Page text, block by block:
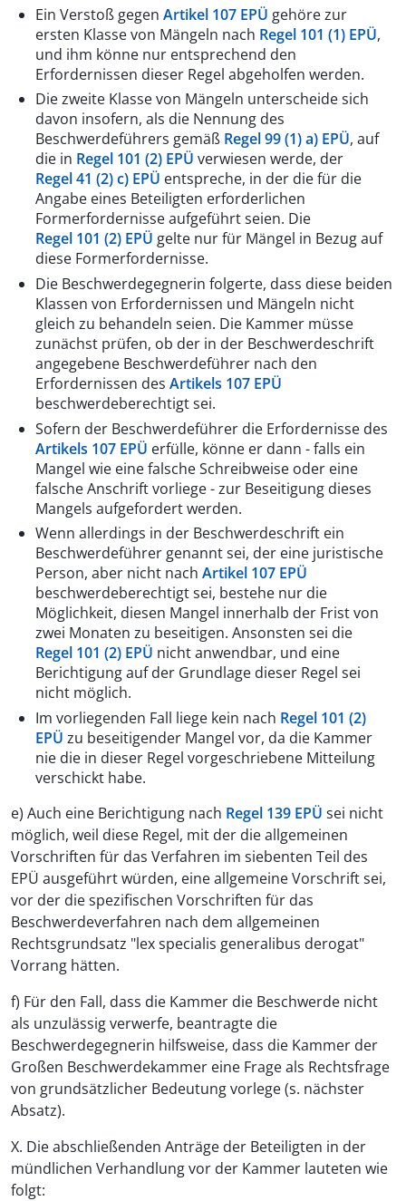
Ein Verstoß gegenArtikel 107 EPÜ gehöre zur
ersten Klasse von Mängeln nach Regel 101 (1) EPÜ,
und ihm könne nur entsprechend den
Erfordernissen dieser Regel abgeholfen werden.
Die zweite Klasse von Mängeln unterscheide sich
davon insofern, als die Nennung des
Beschwerdeführers gemäß Regel 99 (1) a) EPÜ, auf
die in Regel 101 (2) EPÜ verwiesen werde, der
Regel 41 (2) c) EPÜ entspreche, in der die für die
Angabe eines Beteiligten erforderlichen
Formerfordernisse aufgeführt seien. Die
Regel 101 (2) EPÜ gelte nur für Mängel in Bezug auf
diese Formerfordernisse.
Die Beschwerdegegnerin folgerte, dass diese beiden
Klassen von Erfordernissen und Mängeln nicht
gleich zu behandeln seien. Die Kammer müsse
zunächst prüfen, ob der in der Beschwerdeschrift
angegebene Beschwerdeführer nach den
Erfordernissen desArtikels 107 EPÜ
beschwerdeberechtigt sei.
Sofern der Beschwerdeführer die Erfordernisse des
Artikels 107 EPÜ erfülle, könne er dann - falls ein
Mangel wie eine falsche Schreibweise oder eine
falsche Anschrift vorliege - zur Beseitigung dieses
Mangels aufgefordert werden.
Wenn allerdings in der Beschwerdeschrift ein
Beschwerdeführer genannt sei, der eine juristische
Person, aber nicht nachArtikel 107 EPÜ
beschwerdeberechtigt sei, bestehe nur die
Möglichkeit, diesen Mangel innerhalb der Frist von
zwei Monaten zu beseitigen. Ansonsten sei die
Regel 101 (2) EPÜ nicht anwendbar, und eine
Berichtigung auf der Grundlage dieser Regel sei
nicht möglich.
Im vorliegenden Fall liege kein nach Regel 101 (2)
EPÜ zu beseitigender Mangel vor, da die Kammer
nie die in dieser Regel vorgeschriebene Mitteilung
verschickt habe.
e) Auch eine Berichtigung nach Regel 139 EPÜ sei nicht
möglich, weil diese Regel, mit der die allgemeinen
Vorschriften für das Verfahren im siebenten Teil des
EPÜ ausgeführt würden, eine allgemeine Vorschrift sei,
vor der die spezifischen Vorschriften für das
Beschwerdeverfahren nach dem allgemeinen
Rechtsgrundsatz "lex specialis generalibus derogat"
Vorrang hätten.
f) Für den Fall, dass die Kammer die Beschwerde nicht
als unzulässig verwerfe, beantragte die
Beschwerdegegnerin hilfsweise, dass die Kammer der
Großen Beschwerdekammer eine Frage als Rechtsfrage
von grundsätzlicher Bedeutung vorlege (s. nächster
Absatz).
X. Die abschließenden Anträge der Beteiligten in der
mündlichen Verhandlung vor der Kammer lauteten wie
folgt: